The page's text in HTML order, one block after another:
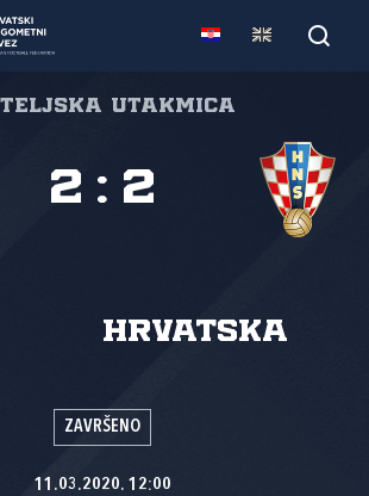
utakmica
Hrvatska
2 : 2
ZAVRŠENO
11.03.2020. 12:00